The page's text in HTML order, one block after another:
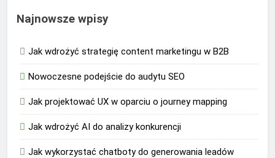
Najnowsze wpisy
Jak wdrożyć strategię content marketingu w B2B
Nowoczesne podejście do audytu SEO
Jak projektować UX w oparciu o journey mapping
Jak wdrożyć AI do analizy konkurencji
Jak wykorzystać chatboty do generowania leadów